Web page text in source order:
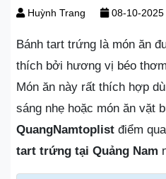
Huỳnh Trang 08-10-2025
Bánh tart trứng là món ăn
thích bởi hương vị béo
Món ăn này rất thích hợp
sáng nhẹ hoặc món ăn vặt
QuangNamtoplist điểm
tart trứng tại Quảng Nam